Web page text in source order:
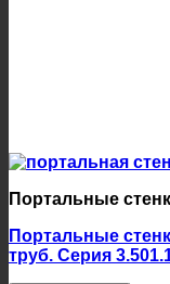
Портальные
Портальные
труб. Серия